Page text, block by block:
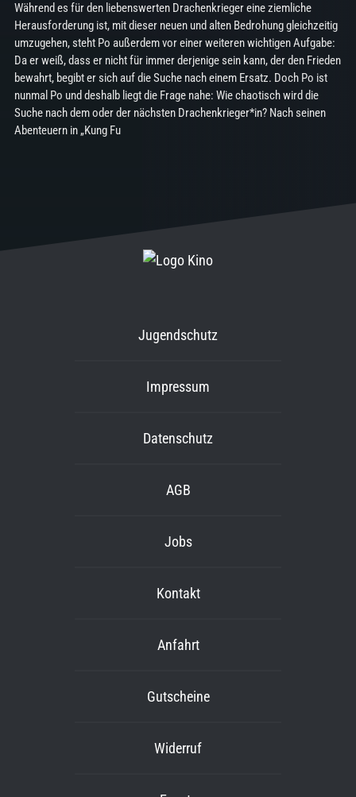
Während es für den liebenswerten Drachenkrieger eine ziemliche
Herausforderung ist, mit dieser neuen und alten Bedrohung gleichzeitig
umzugehen, steht Po außerdem vor einer weiteren wichtigen Aufgabe:
Da er weiß, dass er nicht für immer derjenige sein kann, der den Frieden
bewahrt, begibt er sich auf die Suche nach einem Ersatz. Doch Po ist
nunmal Po und deshalb liegt die Frage nahe: Wie chaotisch wird die
Suche nach dem oder der nächsten Drachenkrieger*in? Nach seinen
Abenteuern in „Kung Fu
Jugendschutz
Impressum
Datenschutz
AGB
Jobs
Kontakt
Anfahrt
Gutscheine
Widerruf